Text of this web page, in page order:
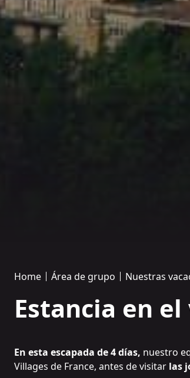
Home Área de grupo Nuestras
Estancia en
En esta escapada de 4 días, nuestro
Villages de France, antes de visitar las